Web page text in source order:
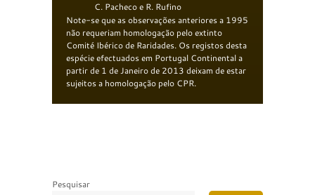
C. Pacheco e R. Rufino
Note-se que as observações anteriores a 1995
não requeriam homologação pelo extinto
Comité Ibérico de Raridades. Os registos desta
espécie efectuados em Portugal Continental a
partir de 1 de Janeiro de 2013 deixam de estar
sujeitos a homologação pelo CPR.
Pesquisar